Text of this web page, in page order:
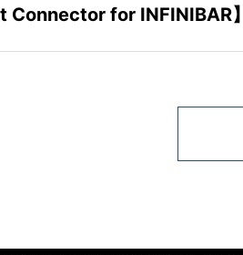
for INFINIBAR